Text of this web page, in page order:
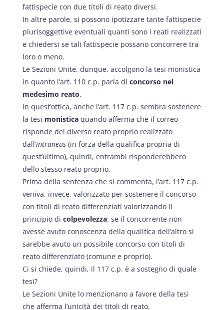
fattispecie con due titoli di reato diversi.
In altre parole, si possono ipotizzare tante fattispecie
plurisoggettive eventuali quanti sono i reati realizzati
e chiedersi se tali fattispecie possano concorrere tra
loro o meno.
Le Sezioni Unite, dunque, accolgono la tesi monistica
in quanto l’art. 110 c.p. parla di concorso nel
medesimo reato.
In quest’ottica, anche l’art. 117 c.p. sembra sostenere
la tesi monisticaquando afferma che il correo
risponde del diverso reato proprio realizzato
dall’intraneus (in forza della qualifica propria di
quest’ultimo), quindi, entrambi risponderebbero
dello stesso reato proprio.
Prima della sentenza che si commenta, l’art. 117 c.p.
veniva, invece, valorizzato per sostenere il concorso
con titoli di reato differenziati valorizzando il
principio di colpevolezza: se il concorrente non
avesse avuto conoscenza della qualifica dell’altro si
sarebbe avuto un possibile concorso con titoli di
reato differenziato (comune e proprio).
Ci si chiede, quindi, il 117 c.p. è a sostegno di quale
tesi?
Le Sezioni Unite lo menzionano a favore della tesi
che afferma l’unicità dei titoli di reato.